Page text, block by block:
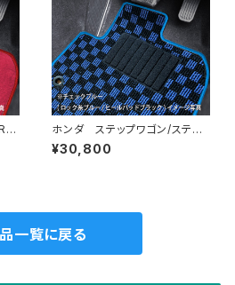
ホンダ ステップワゴン/ステッ
プワゴンスパーダ R4/5〜 R
P6/7/8 フロアマット一式 カ
¥30,800
一覧に戻る